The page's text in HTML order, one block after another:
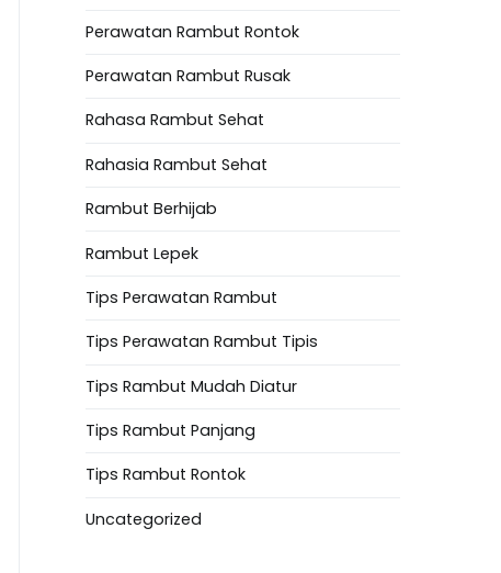
Perawatan Rambut Rontok
Perawatan Rambut Rusak
Rahasa Rambut Sehat
Rahasia Rambut Sehat
Rambut Berhijab
Rambut Lepek
Tips Perawatan Rambut
Tips Perawatan Rambut Tipis
Tips Rambut Mudah Diatur
Tips Rambut Panjang
Tips Rambut Rontok
Uncategorized